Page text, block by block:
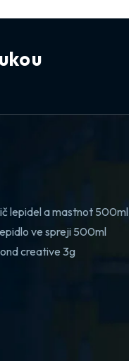
lepidel a mastnot 500ml
ve spreji 500ml
creative 3g